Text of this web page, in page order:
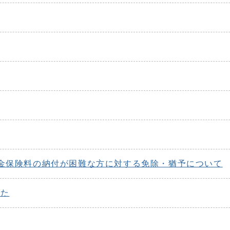
険料の納付が困難な方に対する免除・猶予について